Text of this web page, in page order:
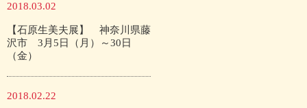
2018.03.02
【石原生美夫展】 神奈川県藤
沢市 3月5日（月）～30日
（金）
2018.02.22